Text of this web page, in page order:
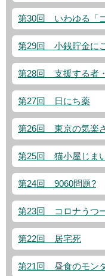
第30回 いわゆる「
第29回 小銭貯金に
第28回 支援する者
第27回 日にち薬
第26回 東京の気楽
第25回 猫小屋じま
第24回 9060問題?
第23回 コロナうつ
第22回 居宅死
第21回 昼食のモン